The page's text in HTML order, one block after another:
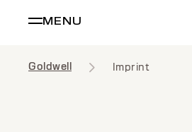
MENU
Goldwell Imprint